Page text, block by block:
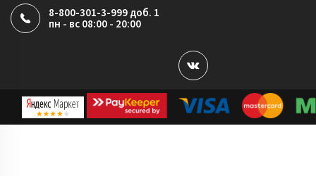
8-800-301-3-999 доб. 1
пн - вс 08:00 - 20:00